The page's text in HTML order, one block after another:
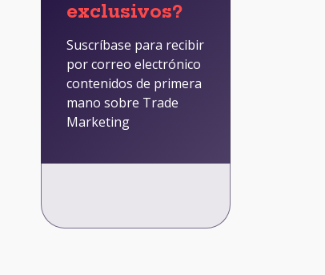
exclusivos?
Suscríbase para recibir
por correo electrónico
contenidos de primera
mano sobre Trade
Marketing